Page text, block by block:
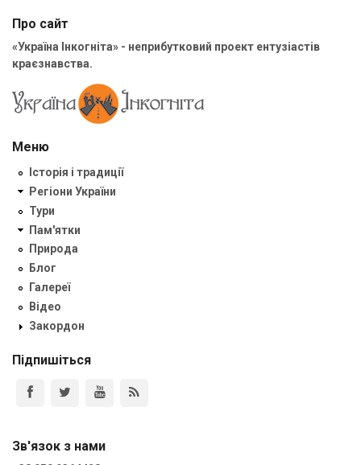
Про сайт
«Україна Інкогніта» - неприбутковий проект ентузіастів
краєзнавства.
Меню
Історія і традиції
Регіони України
Тури
Пам'ятки
Природа
Блог
Галереї
Відео
Закордон
Підпишіться
Зв'язок з нами